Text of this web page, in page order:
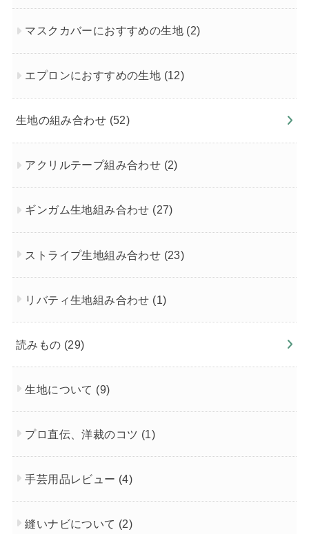
マスクカバーにおすすめの生地 (2)
エプロンにおすすめの生地 (12)
生地の組み合わせ (52)
アクリルテープ組み合わせ (2)
ギンガム生地組み合わせ (27)
ストライプ生地組み合わせ (23)
リバティ生地組み合わせ (1)
読みもの (29)
生地について (9)
プロ直伝、洋裁のコツ (1)
手芸用品レビュー (4)
縫いナビについて (2)